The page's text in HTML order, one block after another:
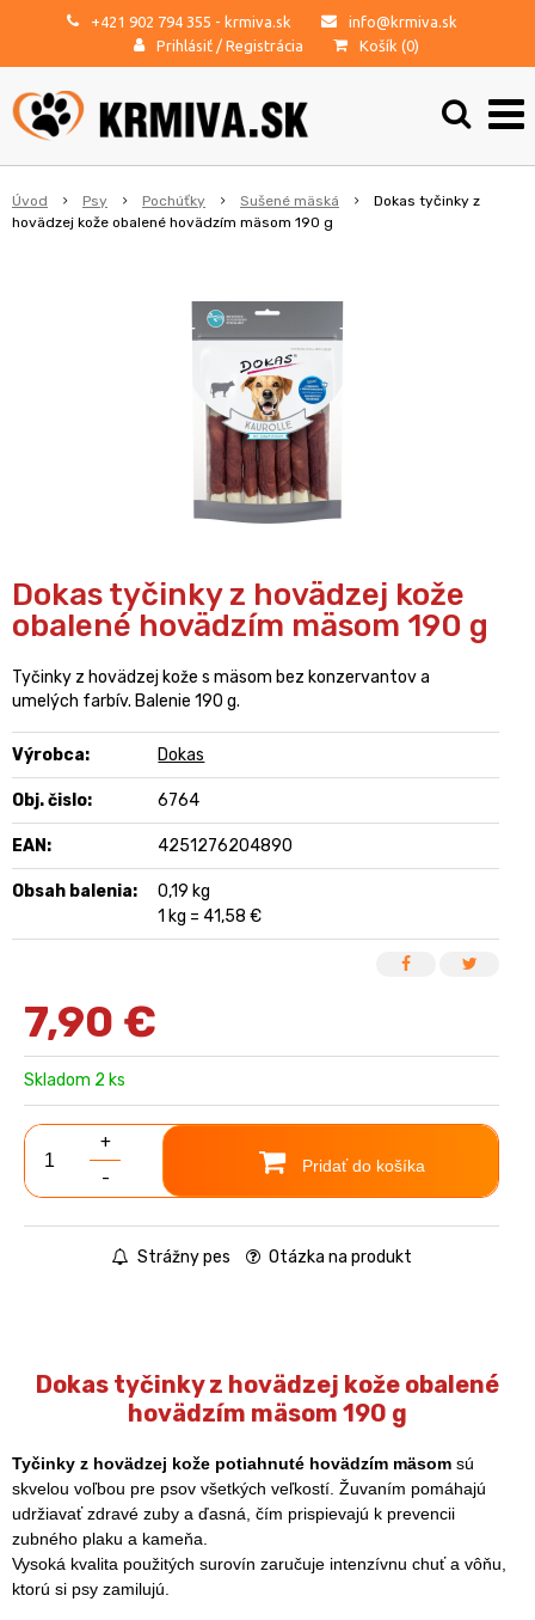
+421 902 794 355 - krmiva.sk
info@krmiva.sk
Prihlásiť / Registrácia Košík (0)
Úvod Psy Pochúťky Sušené mäská
Dokas tyčinky z
hovädzej kože obalené hovädzím mäsom 190 g
Dokas tyčinky z hovädzej kože
obalené hovädzím mäsom 190 g
Tyčinky z hovädzej kože s mäsom bez konzervantov a
umelých farbív. Balenie 190 g.
Výrobca: Dokas
Obj. čislo: 6764
EAN: 4251276204890
Obsah balenia:
0,19 kg
1 kg = 41,58 €
7,90 €
Skladom 2 ks
+
-
Pridať do košíka
Strážny pes Otázka na produkt
Dokas tyčinky z hovädzej kože obalené
hovädzím mäsom 190 g
Tyčinky z hovädzej kože potiahnuté hovädzím mäsom sú
skvelou voľbou pre psov všetkých veľkostí. Žuvaním pomáhajú
udržiavať zdravé zuby a ďasná, čím prispievajú k prevencii
zubného plaku a kameňa.
Vysoká kvalita použitých surovín zaručuje intenzívnu chuť a vôňu,
ktorú si psy zamilujú.